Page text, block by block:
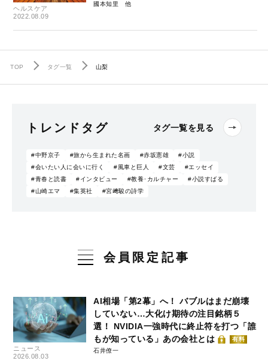
ヘルスケア
2022.08.09
國本知里
TOP タグ一覧 山梨
トレンドタグ タグ一覧を見る
#中野京子 #旅から生まれた名画 #赤坂憲雄
#小説
#会いたい人に会いに行く
#風車と巨人 #文芸
#エッセイ
#青春と読書
#インタビュー #教養･カルチャー
#小説すばる
#山崎エマ
#集英社 #宮﨑駿の詩学
会員限定記事
ニュース
2026.08.03
AI相場「第2幕」へ！ バブルはまだ崩壊
していない…大化け期待の注目銘柄５
選！ NVIDIA一強時代に終止符を打つ「誰
もが知っている」あの会社とは
有料
石井僚一